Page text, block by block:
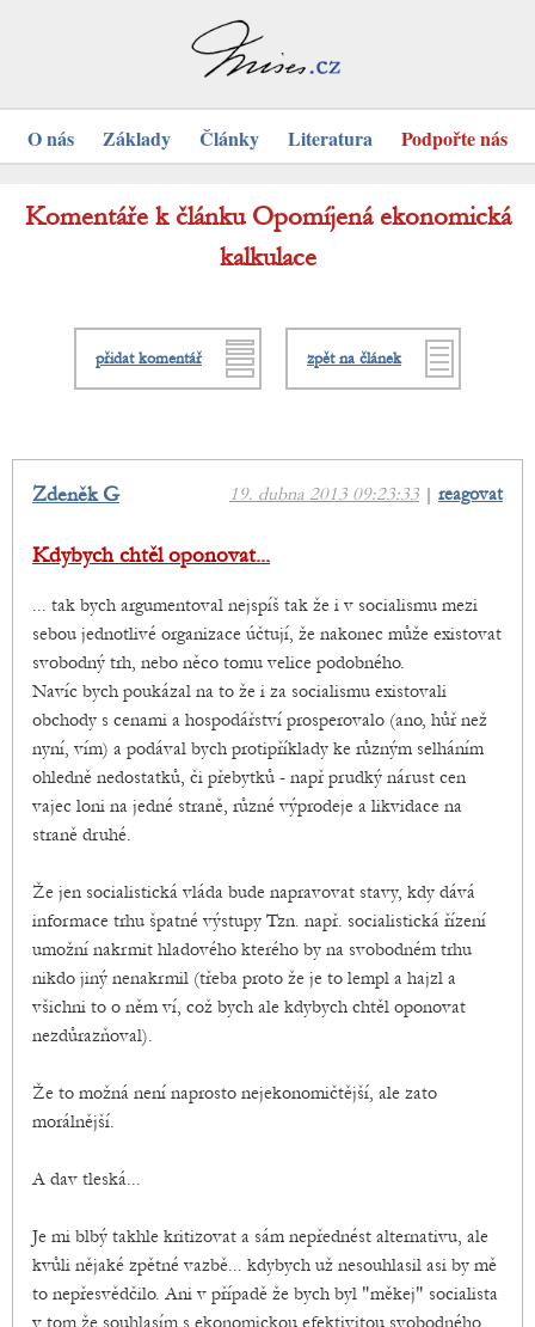
O nás Základy Články Literatura Podpořte nás
Komentáře k článku Opomíjená ekonomická
kalkulace
přidat komentář zpět na článek
19. dubna 2013 09:23:33 | reagovat
Zdeněk G
Kdybych chtěl oponovat...
... tak bych argumentoval nejspíš tak že i v socialismu mezi
sebou jednotlivé organizace účtují, že nakonec může existovat
svobodný trh, nebo něco tomu velice podobného.
Navíc bych poukázal na to že i za socialismu existovali
obchody s cenami a hospodářství prosperovalo (ano, hůř než
nyní, vím) a podával bych protipříklady ke různým selháním
ohledně nedostatků, či přebytků - např prudký nárust cen
vajec loni na jedné straně, různé výprodeje a likvidace na
straně druhé.
Že jen socialistická vláda bude napravovat stavy, kdy dává
informace trhu špatné výstupy Tzn. např. socialistická řízení
umožní nakrmit hladového kterého by na svobodném trhu
nikdo jiný nenakrmil (třeba proto že je to lempl a hajzl a
všichni to o něm ví, což bych ale kdybych chtěl oponovat
nezdůrazňoval).
Že to možná není naprosto nejekonomičtější, ale zato
morálnější.
A dav tleská...
Je mi blbý takhle kritizovat a sám nepřednést alternativu, ale
kvůli nějaké zpětné vazbě... kdybych už nesouhlasil asi by mě
to nepřesvědčilo. Ani v případě že bych byl "měkej" socialista
v tom že souhlasím s ekonomickou efektivitou svobodného